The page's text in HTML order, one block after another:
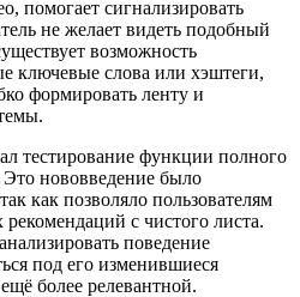
помогает сигнализировать
не желает видеть подобный
возможность
ключевые слова или хэштеги,
формировать ленту и
тестирование функции полного
нововведение было
как позволяло пользователям
с чистого листа.
поведение
под его изменившиеся
более релевантной.